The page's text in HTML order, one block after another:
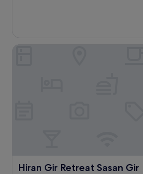
Hiran Gir Retreat Sasan Gir
Hiran Gir Retreat Sasan Gir